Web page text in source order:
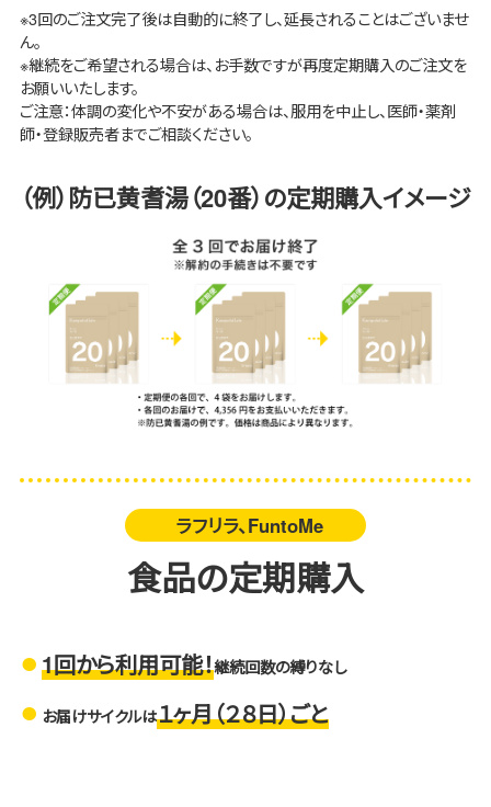
※3回のご注文完了後は自動的に終了し、延長されることはございませ
ん。
※継続をご希望される場合は、お手数ですが再度定期購入のご注文を
お願いいたします。
ご注意：体調の変化や不安がある場合は、服用を中止し、医師・薬剤
師・登録販売者までご相談ください。
（例）防已黄耆湯（20番）の定期購入イメージ
ラフリラ、FuntoMe
食品の定期購入
1回から利用可能！継続回数の縛りなし
お届けサイクルは１ヶ月（２８日）ごと